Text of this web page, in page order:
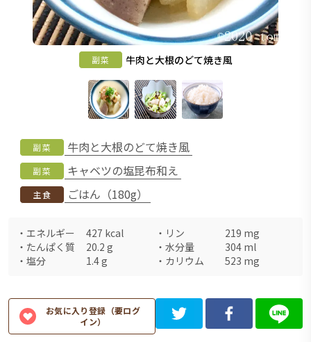
副菜 牛肉と大根のどて焼き風
副菜 牛肉と大根のどて焼き風
副菜 キャベツの塩昆布和え
主食 ごはん（180g）
・ エネルギー 427 kcal ・ リン 219 mg
・ たんぱく質 20.2 g ・ 水分量 304 ml
・ 塩分 1.4g ・ カリウム 523 mg
お気に入り登録（要ログ
イン）